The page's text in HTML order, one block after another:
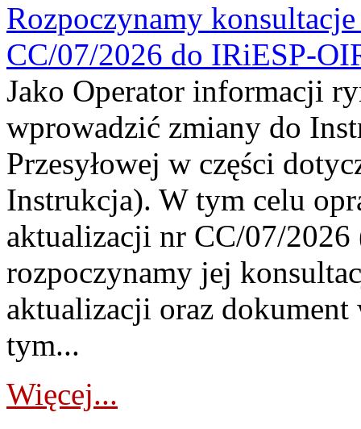
Rozpoczynamy
CC/07/2026 do IRiESP-
Jako Operator informacji
wprowadzić zmiany do
Przesyłowej w części
Instrukcja). W tym celu
aktualizacji nr CC/07/
rozpoczynamy jej
aktualizacji oraz
tym...
Więcej...